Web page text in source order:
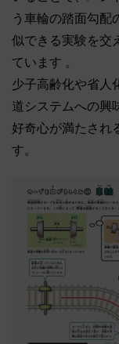
う車輪の踏面勾配
似できる実験を交
ています 。
少子高齢化や省人
道システムへの興
好奇心が満たされ
す。